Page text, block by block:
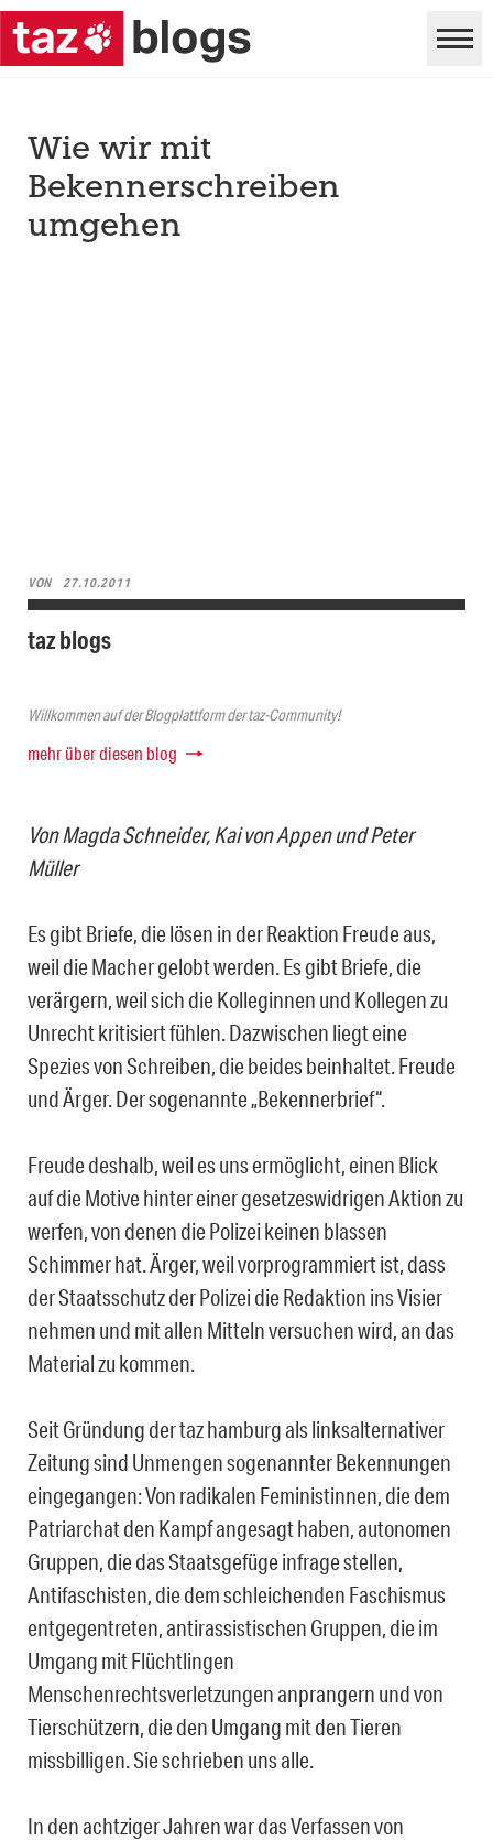
Wie wir mit
Bekennerschreiben
umgehen
VON 27.10.2011
taz blogs
Willkommen auf der Blogplattform der taz-Community!
mehr über diesen blog
Von Magda Schneider, Kai von Appen und Peter
Müller
Es gibt Briefe, die lösen in der Reaktion Freude aus,
weil die Macher gelobt werden. Es gibt Briefe, die
verärgern, weil sich die Kolleginnen und Kollegen zu
Unrecht kritisiert fühlen. Dazwischen liegt eine
Spezies von Schreiben, die beides beinhaltet. Freude
und Ärger. Der sogenannte „Bekennerbrief“.
Freude deshalb, weil es uns ermöglicht, einen Blick
auf die Motive hinter einer gesetzeswidrigen Aktion zu
werfen, von denen die Polizei keinen blassen
Schimmer hat. Ärger, weil vorprogrammiert ist, dass
der Staatsschutz der Polizei die Redaktion ins Visier
nehmen und mit allen Mitteln versuchen wird, an das
Material zu kommen.
Seit Gründung der taz hamburg als linksalternativer
Zeitung sind Unmengen sogenannter Bekennungen
eingegangen: Von radikalen Feministinnen, die dem
Patriarchat den Kampf angesagt haben, autonomen
Gruppen, die das Staatsgefüge infrage stellen,
Antifaschisten, die dem schleichenden Faschismus
entgegentreten, antirassistischen Gruppen, die im
Umgang mit Flüchtlingen
Menschenrechtsverletzungen anprangern und von
Tierschützern, die den Umgang mit den Tieren
missbilligen. Sie schrieben uns alle.
In den achtziger Jahren war das Verfassen von